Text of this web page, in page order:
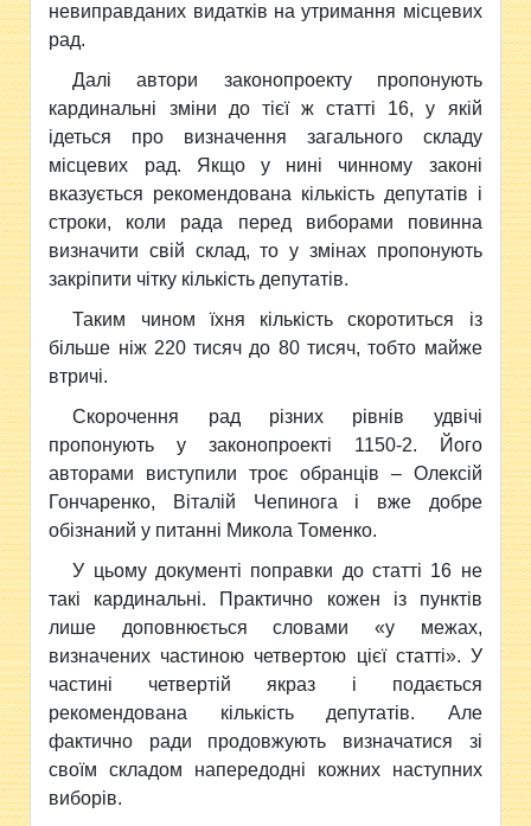
невиправданих видатків на утримання місцевих
рад.
Далі автори законопроекту пропонують
кардинальні зміни до тієї ж статті 16, у якій
ідеться про визначення загального складу
місцевих рад. Якщо у нині чинному законі
вказується рекомендована кількість депутатів і
строки, коли рада перед виборами повинна
визначити свій склад, то у змінах пропонують
закріпити чітку кількість депутатів.
Таким чином їхня кількість скоротиться із
більше ніж 220 тисяч до 80 тисяч, тобто майже
втричі.
Скорочення рад різних рівнів удвічі
пропонують у законопроекті 1150-2. Його
авторами виступили троє обранців – Олексій
Гончаренко, Віталій Чепинога і вже добре
обізнаний у питанні Микола Томенко.
У цьому документі поправки до статті 16 не
такі кардинальні. Практично кожен із пунктів
лише доповнюється словами «у межах,
визначених частиною четвертою цієї статті». У
частині четвертій якраз і подається
рекомендована кількість депутатів. Але
фактично ради продовжують визначатися зі
своїм складом напередодні кожних наступних
виборів.